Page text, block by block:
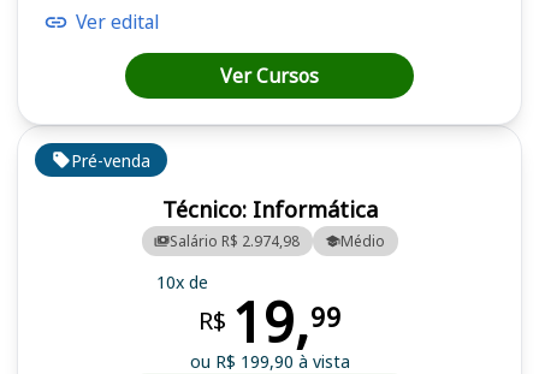
Pré-venda
Técnico: Informática
Salário R$ 2.974,98 Médio
10x de
R$ 19,99
ou R$ 199,90 à vista
Ver edital
Ver Cursos